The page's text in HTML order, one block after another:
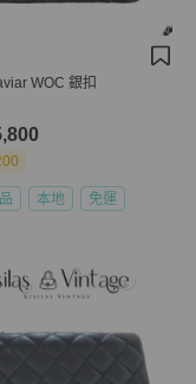
WOC 銀扣
本地 免運